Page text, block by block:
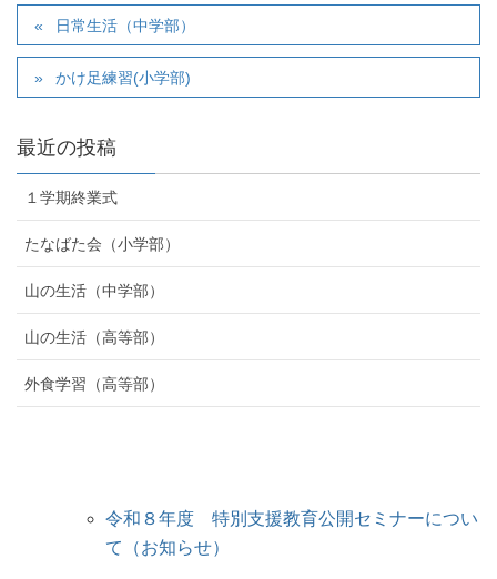
日常生活（中学部）
かけ足練習(小学部)
最近の投稿
１学期終業式
たなばた会（小学部）
山の生活（中学部）
山の生活（高等部）
外食学習（高等部）
令和８年度 特別支援教育公開セミナーについ
て（お知らせ）